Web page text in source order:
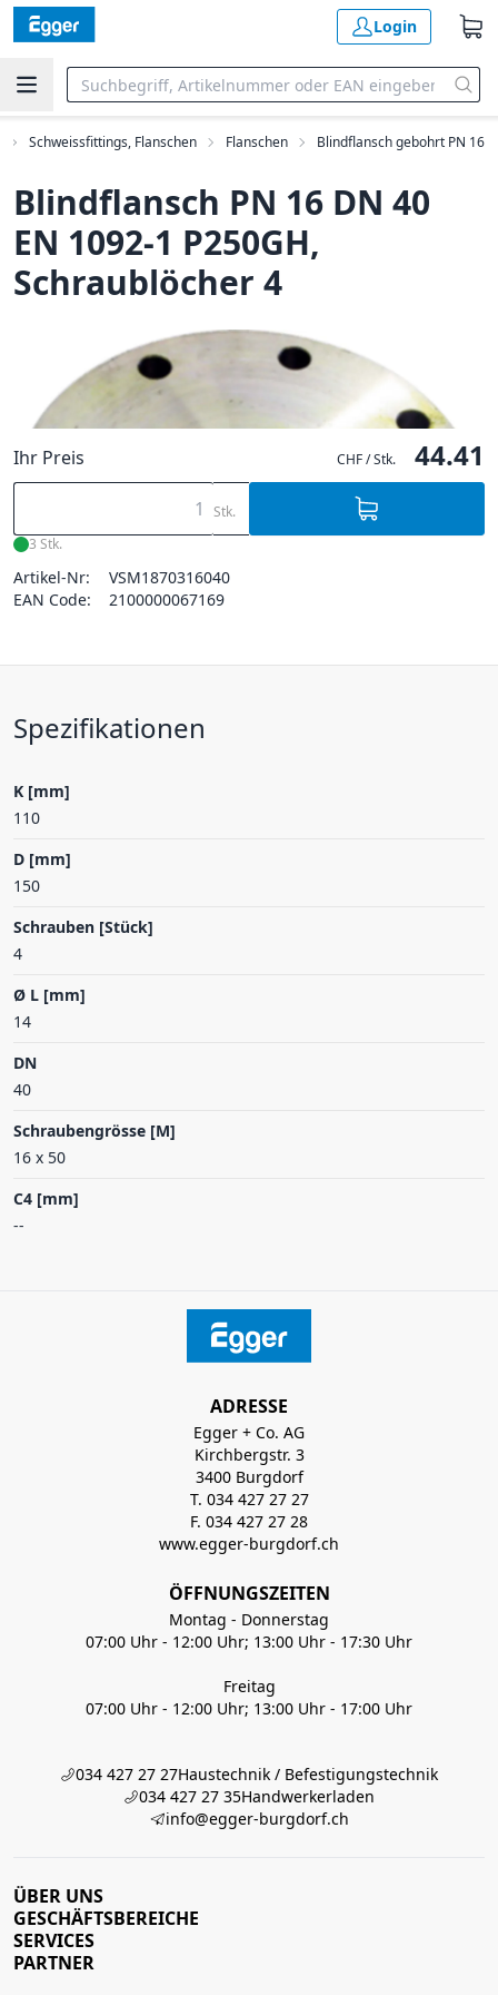
Login
Schweissfittings, Flanschen Flanschen Blindflansch gebohrt PN 16
Blindflansch PN 16 DN 40
EN 1092-1 P250GH,
Schraublöcher 4
Ihr Preis CHF / Stk. 44.41
Stk.
3 Stk.
Artikel-Nr:
VSM1870316040
EAN Code:
2100000067169
Spezifikationen
K [mm]
110
D [mm]
150
Schrauben [Stück]
4
Ø L [mm]
14
DN
40
Schraubengrösse [M]
16 x 50
C4 [mm]
--
ADRESSE
Egger + Co. AG
Kirchbergstr. 3
3400 Burgdorf
T. 034 427 27 27
F. 034 427 27 28
www.egger-burgdorf.ch
ÖFFNUNGSZEITEN
Montag - Donnerstag
07:00 Uhr - 12:00 Uhr; 13:00 Uhr - 17:30 Uhr
Freitag
07:00 Uhr - 12:00 Uhr; 13:00 Uhr - 17:00 Uhr
034 427 27 27Haustechnik / Befestigungstechnik
034 427 27 35Handwerkerladen
info@egger-burgdorf.ch
ÜBER UNS
GESCHÄFTSBEREICHE
SERVICES
PARTNER